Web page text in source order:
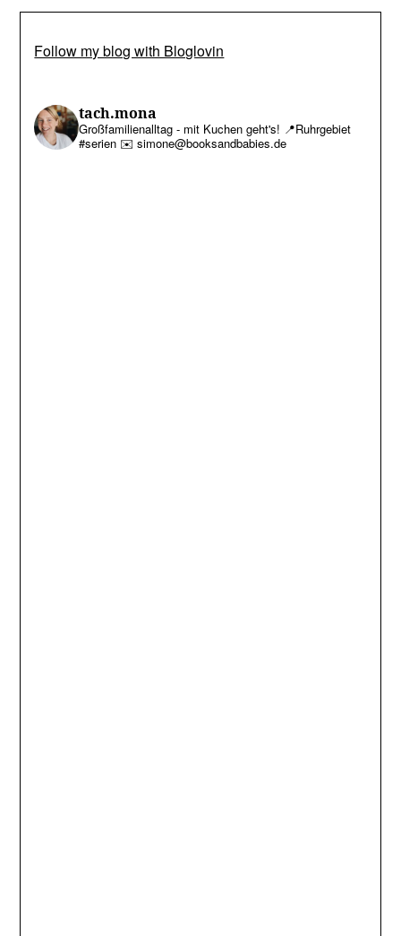
Follow my blog with Bloglovin
tach.mona
Großfamilienalltag - mit Kuchen geht's! 📍Ruhrgebiet
#serien ✉️ simone@booksandbabies.de